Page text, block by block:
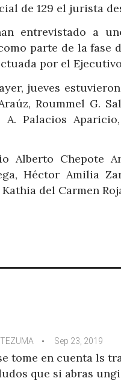
de 129 el jurista
entrevistado a
parte de la fase
por el
jueves
Roummel G.
A. Palacios
Alberto Chepote
Héctor Amilia
del Carmen
Sep 23, 2019
tome en cuenta ls
que si abras